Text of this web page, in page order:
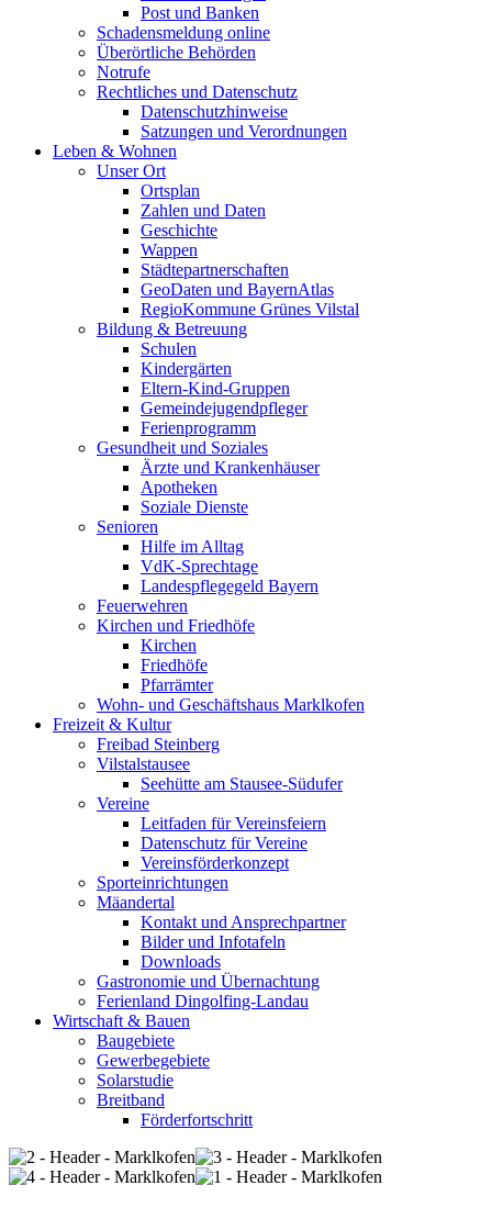
Post und Banken
Schadensmeldung online
Überörtliche Behörden
Notrufe
Rechtliches und Datenschutz
Datenschutzhinweise
Satzungen und Verordnungen
Leben & Wohnen
Unser Ort
Ortsplan
Zahlen und Daten
Geschichte
Wappen
Städtepartnerschaften
GeoDaten und BayernAtlas
RegioKommune Grünes Vilstal
Bildung & Betreuung
Schulen
Kindergärten
Eltern-Kind-Gruppen
Gemeindejugendpfleger
Ferienprogramm
Gesundheit und Soziales
Ärzte und Krankenhäuser
Apotheken
Soziale Dienste
Senioren
Hilfe im Alltag
VdK-Sprechtage
Landespflegegeld Bayern
Feuerwehren
Kirchen und Friedhöfe
Kirchen
Friedhöfe
Pfarrämter
Wohn- und Geschäftshaus Marklkofen
Freizeit & Kultur
Freibad Steinberg
Vilstalstausee
Seehütte am Stausee-Südufer
Vereine
Leitfaden für Vereinsfeiern
Datenschutz für Vereine
Vereinsförderkonzept
Sporteinrichtungen
Mäandertal
Kontakt und Ansprechpartner
Bilder und Infotafeln
Downloads
Gastronomie und Übernachtung
Ferienland Dingolfing-Landau
Wirtschaft & Bauen
Baugebiete
Gewerbegebiete
Solarstudie
Breitband
Förderfortschritt